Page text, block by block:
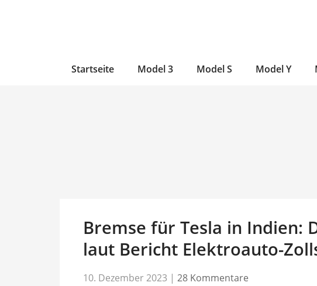
Startseite Model 3 Model S Model Y
Bremse für Tesla in Indien:
laut Bericht Elektroauto-
10. Dezember 2023 | 28 Kommentare